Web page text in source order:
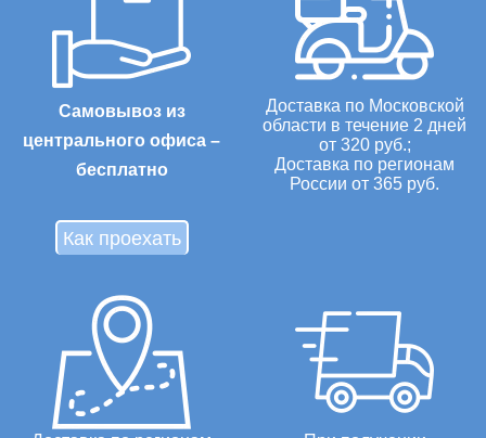
Самовывоз из
центрального офиса –
бесплатно
Как проехать
Доставка по Московской
области в течение 2 дней
от 320 руб.;
Доставка по регионам
России от 365 руб.